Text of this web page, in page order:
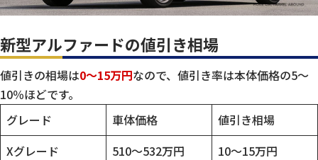
新型アルファードの値引き相場
値引きの相場は0～15万円なので、値引き率は本体価格の5〜
10％ほどです。
グレード
車体価格
値引き相場
Xグレード
510〜532万円
10～15万円